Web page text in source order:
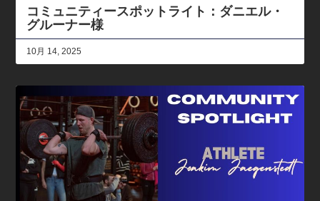
コミュニティースポットライト：ダニエル・
グルーナー様
10月 14, 2025